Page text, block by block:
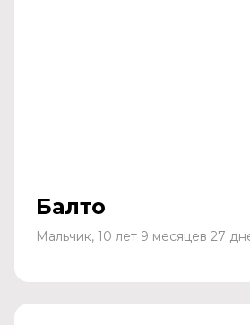
Балто
Мальчик, 10 лет 9 месяцев 27